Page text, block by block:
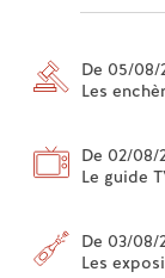
De 05/
Les
De 02/
Le guide
De 03/
Les